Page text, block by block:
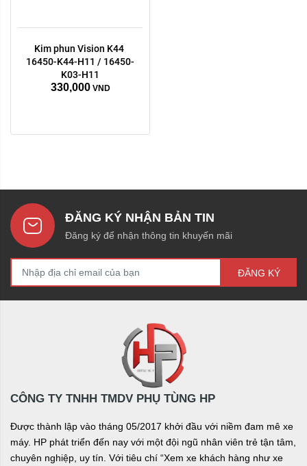
Kim phun Vision K44
16450-K44-H11 / 16450-
K03-H11
330,000 VND
ĐĂNG KÝ NHẬN BẢN TIN
Đăng ký để nhận thông tin khuyến mãi
ĐĂNG KÝ
CÔNG TY TNHH TMDV PHỤ TÙNG HP
Được thành lập vào tháng 05/2017 khởi đầu với niềm đam mê xe
máy. HP phát triển đến nay với một đội ngũ nhân viên trẻ tận tâm,
chuyên nghiệp, uy tín. Với tiêu chí “Xem xe khách hàng như xe